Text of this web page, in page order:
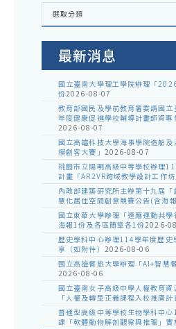
各
室
選取分類
最新消息
國立臺南大學理工學院辦理「
份2026-08-07
教育部國民及學前教育署委請國
年度健康促進學校輔導計畫師資
2026-08-07
國立高雄科技大學海事學院造船
模創客大賽」 2026-08-07
桃園市立陽明高級中等學校辦理
計畫「AR2VR跨域教學設計工作坊
內政部建築研究所主辦第十九屆
慧化居住空間創意競賽公告(含海
國立東華大學辦理「適應運動共
海報1份及各區簡章各1份2026-
歷史學科中心辦理114學年度歷史
享（如附件） 2026-08-06
國立高雄餐旅大學辦理「AI+智慧
2026-08-06
國立臺南女子高級中學人權教育
「人權及轉型正義課程入校推廣
普通型高級中等學校生物學科中
課「軟體動物解剖觀察與推理」